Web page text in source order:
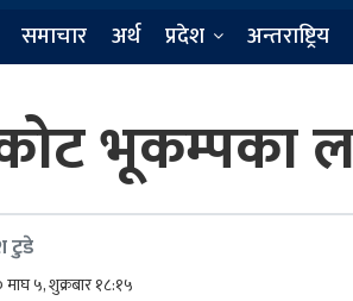
समाचार अर्थ प्रदेश अन्तराष्ट्रिय
भूकम्पका
टुडे
५, शुक्रबार १८:१५